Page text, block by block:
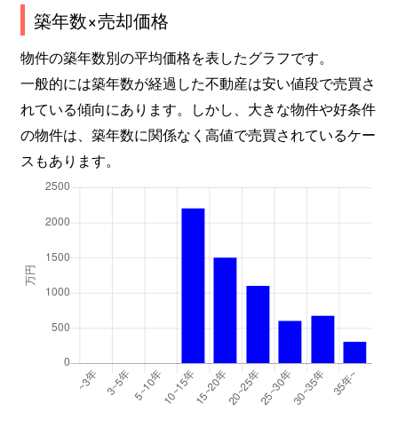
築年数×売却価格
物件の築年数別の平均価格を表したグラフです。
一般的には築年数が経過した不動産は安い値段で売買さ
れている傾向にあります。しかし、大きな物件や好条件
の物件は、築年数に関係なく高値で売買されているケー
スもあります。